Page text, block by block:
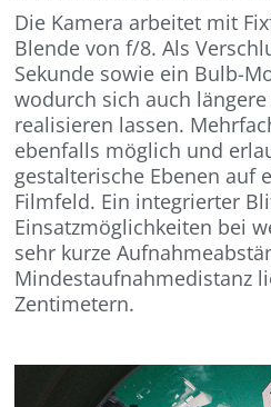
Die Kamera arbeitet mit
Blende von f/8. Als
Sekunde sowie ein Bulb-
wodurch sich auch
realisieren lassen.
ebenfalls möglich und
gestalterische Ebenen auf
Filmfeld. Ein integrierter
Einsatzmöglichkeiten bei
sehr kurze
Mindestaufnahmedistanz
Zentimetern.